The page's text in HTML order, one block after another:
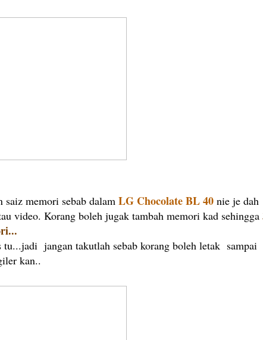
saiz memori sebab dalam LG Chocolate BL 40 nie je dah
video. Korang boleh jugak tambah memori kad sehingga
jangan takutlah sebab korang boleh letak sampai
kan..